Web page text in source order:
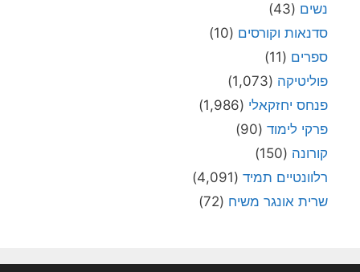
נשים (43)
סדנאות וקורסים (10)
ספרים (11)
פוליטיקה (1,073)
פנחס יחזקאלי (1,986)
פרקי לימוד (90)
קורונה (150)
רלוונטיים תמיד (4,091)
שרית אונגר משיח (72)